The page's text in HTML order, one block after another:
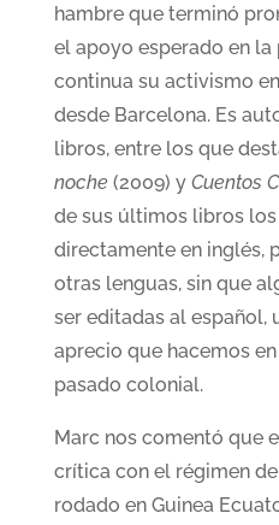
hambre que terminó
el apoyo esperado en la
continua su activismo
desde Barcelona. Es
libros, entre los que
noche(2009) y Cuentos
de sus últimos libros
directamente en inglés,
otras lenguas, sin que
ser editadas al español,
aprecio que hacemos
pasado colonial.
Marc nos comentó que
crítica con el régimen de
rodado en Guinea